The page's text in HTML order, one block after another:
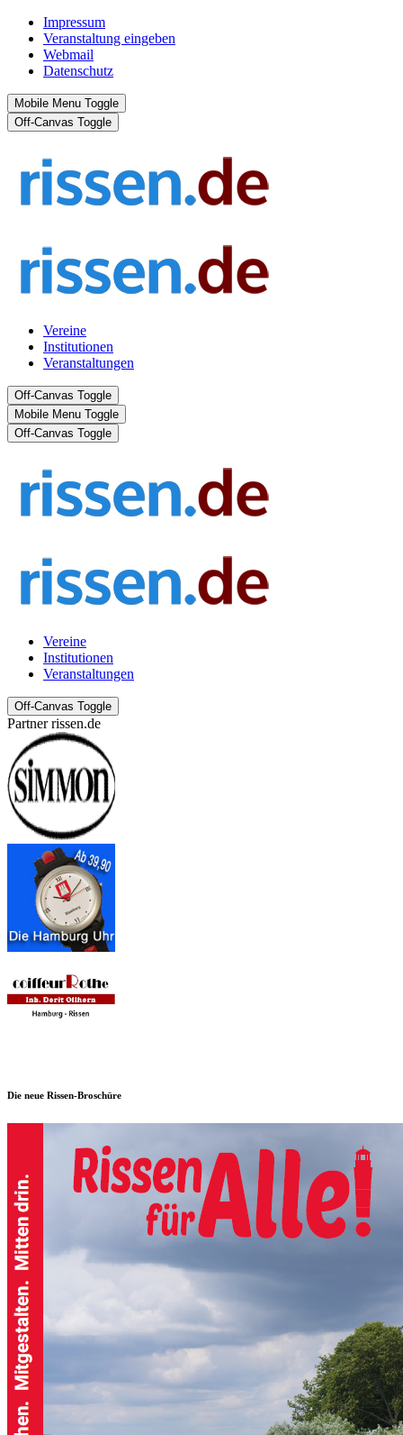
Impressum
Veranstaltung eingeben
Webmail
Datenschutz
Mobile Menu Toggle
Off-Canvas Toggle
Vereine
Institutionen
Veranstaltungen
Off-Canvas Toggle
Mobile Menu Toggle
Off-Canvas Toggle
Vereine
Institutionen
Veranstaltungen
Off-Canvas Toggle
Partner rissen.de
Die neue Rissen-Broschüre